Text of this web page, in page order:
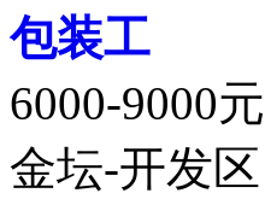
包装工
6000-9000
金坛-开发